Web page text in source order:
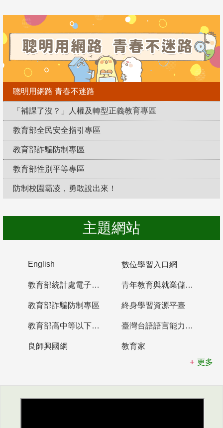
聰明用網路 青春不迷路
「補課了沒？」人權及轉型正義教育專區
教育部全民安全指引專區
教育部詐騙防制專區
教育部性別平等專區
防制校園霸凌，勇敢說出來！
主題網站
English 數位學習入口網
教育部統計處電子書櫃 青年教育與就業儲蓄帳戶
教育部詐騙防制專區 終身學習資源平臺
教育部高中等以下學校及幼兒園教師資格檢定考試 臺灣台語語言能力認證網站
良師興國網
教育家
更多